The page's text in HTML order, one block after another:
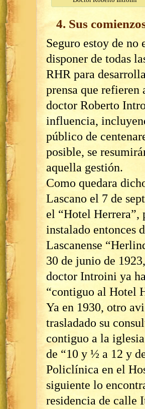
4. Sus
Seguro estoy de no
disponer de todas
RHR para
prensa que
doctor Roberto
influencia,
público de
posible, se
aquella gestión.
Como quedara
Lascano el 7 de
el “Hotel Herrera”,
instalado entonces
Lascanense
30 de junio de
doctor Introini ya
“contiguo al Hotel
Ya en 1930, otro
trasladado su
contiguo a la
de “10 y ½ a 12 y
Policlínica en el
siguiente lo
residencia de calle